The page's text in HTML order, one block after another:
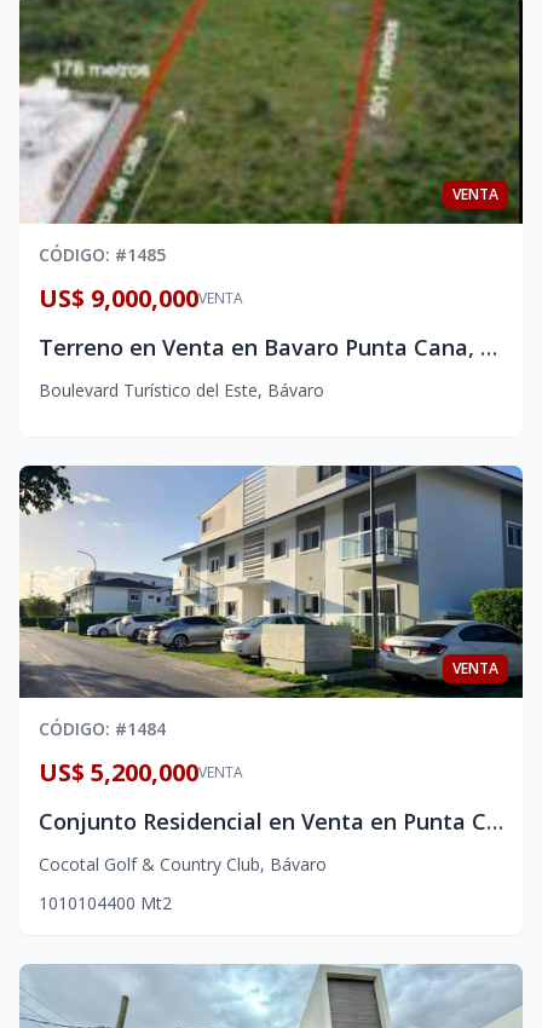
VENTA
CÓDIGO: #1485
VENTA
US$ 9,000,000
Terreno en Venta en Bavaro Punta Cana, Ubicado en el Boulevar Turístico del Este frente a autovia
Boulevard Turístico del Este, Bávaro
VENTA
CÓDIGO: #1484
VENTA
US$ 5,200,000
Conjunto Residencial en Venta en Punta Cana, Cocotal, Con 36 Apartamentos
Cocotal Golf & Country Club, Bávaro
1010104400 Mt2